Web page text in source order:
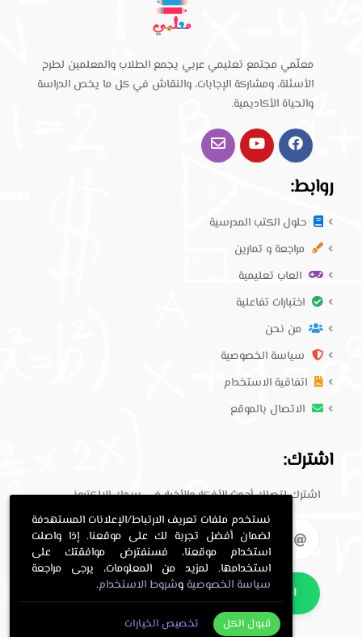
معلّمي مجتمع تعليمي عربي يجمع الطلاب والمعلمين لطرح
الأسئلة، ومشاركة الإجابات، والنقاش في كل ما يخص الدراسة
والحياة الأكاديمية.
روابط:
حلول الكتب المدرسية
مراجعة و تمارين
العاب تعليمية
اختبارات تفاعلية
من نحن
سياسة الخصوصية
اتفاقية الاستخدام
الاتصال بالموقع
اشترك:
اشترك لتصلك أحدث الأفكار والأخبار في بريدك الإلكتروني.
اشترك
نستخدم ملفات تعريف الارتباط/الإعلانات المستهدفة
لضمان أفضل تجربة لك على موقعنا. إذا واصلت
استخدام موقعنا، فسنفترض موافقتك على
استخدامها. لمزيد من المعلومات، يرجى مراجعة
سياسة الخصوصية وشروط الاستخدام.
قبول الكل تخصيص الخيارات